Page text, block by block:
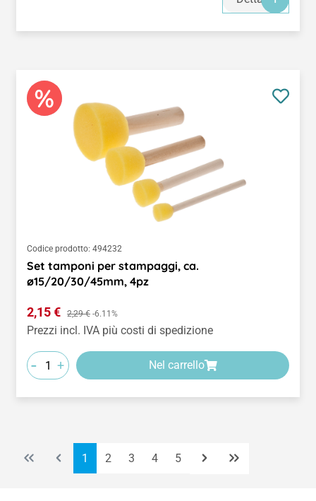
Codice prodotto: 494232
Set tamponi per stampaggi, ca.
ø15/20/30/45mm, 4pz
Prezzo di vendita:
2,15 € Prezzo normale:
2,29 € -6.11%
Prezzi incl. IVA più costi di spedizione
- + Nel carrello
Pagina
1 Pagina
2 Pagina
3 Pagina
4 Pagina
5